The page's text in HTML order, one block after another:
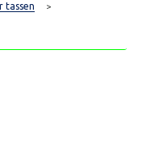
tassen >